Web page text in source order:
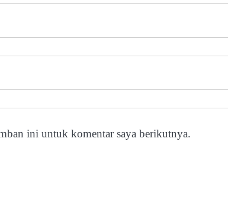
ini untuk komentar saya berikutnya.